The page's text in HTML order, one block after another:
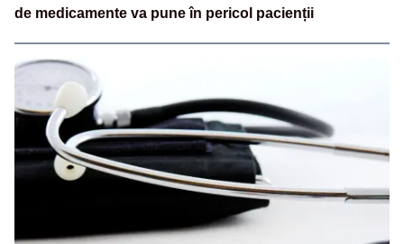
de medicamente va pune în pericol pacienții